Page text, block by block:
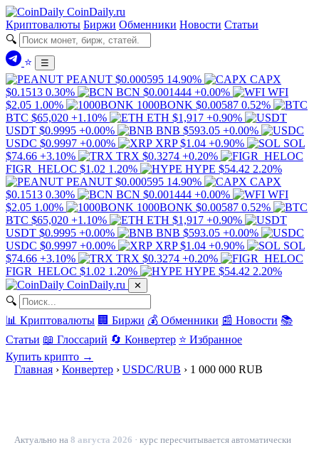
CoinDaily.ru
Криптовалюты Биржи Обменники Новости Статьи
🔍
⭐
☰
PEANUT $0.000595 14.90%
CAPX
$0.1513 0.30% BCN $0.001444 +0.00%
WFI
$2.05 1.00% 1000BONK $0.00587 0.52%
BTC $65,020 +1.10% ETH $1,917 +0.90%
USDT $0.9995 +0.00% BNB $593.05 +0.00%
USDC $0.9997 +0.00% XRP $1.04 +0.90%
SOL
$74.66 +3.10% TRX $0.3274 +0.20%
FIGR_HELOC $1.02 1.20% HYPE $54.42 2.20%
PEANUT $0.000595 14.90%
CAPX
$0.1513 0.30% BCN $0.001444 +0.00%
WFI
$2.05 1.00% 1000BONK $0.00587 0.52%
BTC $65,020 +1.10% ETH $1,917 +0.90%
USDT $0.9995 +0.00% BNB $593.05 +0.00%
USDC $0.9997 +0.00% XRP $1.04 +0.90%
SOL
$74.66 +3.10% TRX $0.3274 +0.20%
FIGR_HELOC $1.02 1.20% HYPE $54.42 2.20%
CoinDaily.ru ✕
🔍
📊 Криптовалюты 🏢 Биржи 💰 Обменники 📰 Новости 📚
Статьи 📖 Глоссарий 🔄 Конвертер ⭐ Избранное
Купить крипто →
Главная › Конвертер › USDC/RUB › 1 000 000 RUB
Актуально на 8 августа 2026 · курс пересчитывается автоматически